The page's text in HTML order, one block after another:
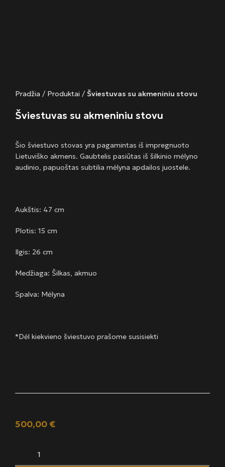
Pradžia / Produktai / Šviestuvas su akmeniniu stovu
Šviestuvas su akmeniniu stovu
Šio šviestuvo stovas yra pagamintas iš impregnuoto
Lietuviško akmens. Gaubtelis pasiūtas iš šilkinio mėlyno
audinio, papuoštas subtilia mėlyna apdailos juostele.
Aukštis: 47 cm
Plotis: 15 cm
Ilgis: 26 cm
Medžiaga: Šilkas, akmuo
Spalva: Mėlyna
*Dėl kiekvieno šviestuvo prašome susisiekti
500,00 €